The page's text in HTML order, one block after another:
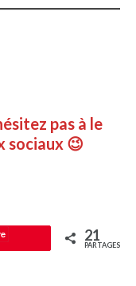
pas à le
sociaux 😉
21
PARTAGES